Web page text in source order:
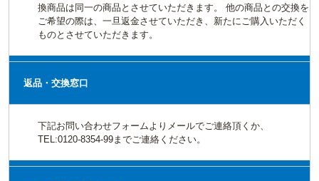
換商品は同一の商品とさせていただきます。 他の商品との交換を
ご希望の際は、一旦返金させていただき、新たにご購入いただく
ものとさせていただきます。
返品・交換窓口
下記お問い合わせフォームよりメールでご連絡頂くか、
TEL:0120-8354-99までご連絡ください。